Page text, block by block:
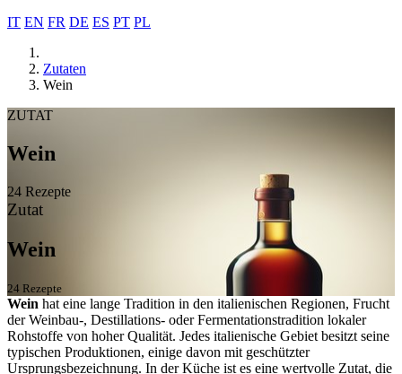
IT EN FR DE ES PT PL
Zutaten
Wein
ZUTAT
Wein
24 Rezepte
Zutat
Wein
24 Rezepte
Wein hat eine lange Tradition in den italienischen Regionen, Frucht
der Weinbau-, Destillations- oder Fermentationstradition lokaler
Rohstoffe von hoher Qualität. Jedes italienische Gebiet besitzt seine
typischen Produktionen, einige davon mit geschützter
Ursprungsbezeichnung. In der Küche ist es eine wertvolle Zutat, die